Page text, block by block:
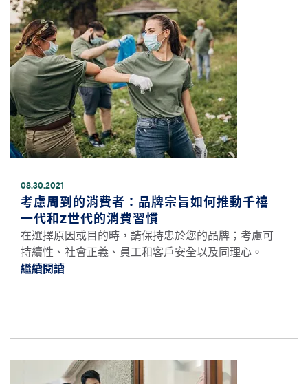
08.30.2021
考慮周到的消費者：品牌宗旨如何推動千禧
一代和Z世代的消費習慣
在選擇原因或目的時，請保持忠於您的品牌；考慮可
持續性、社會正義、員工和客戶安全以及同理心。
繼續閱讀繼續閱讀考慮周到的消費者：品牌宗旨如何